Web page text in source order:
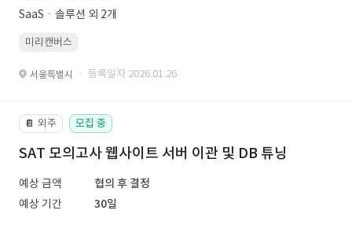
SaaSㆍ솔루션 외 2개
미리캔버스
서울특별시 · 등록일자 2026.01.26.
📔 외주 모집 중
SAT 모의고사 웹사이트 서버 이관 및 DB 튜닝
예상 금액
협의 후 결정
예상 기간
30일